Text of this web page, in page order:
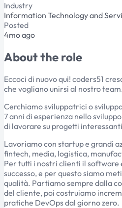
Industry
Information Technology and
Posted
4mo ago
About the role
Eccoci di nuovo qui! coders51
che vogliano unirsi al nostro team.
Cerchiamo sviluppatrici o
7 anni di esperienza nello
di lavorare su progetti
Lavoriamo con startup e grandi
fintech, media, logistica,
Per tutti i nostri clienti il software
successo, e per questo siamo
qualità. Partiamo sempre dalla
del cliente, poi costruiamo
pratiche DevOps dal giorno zero.